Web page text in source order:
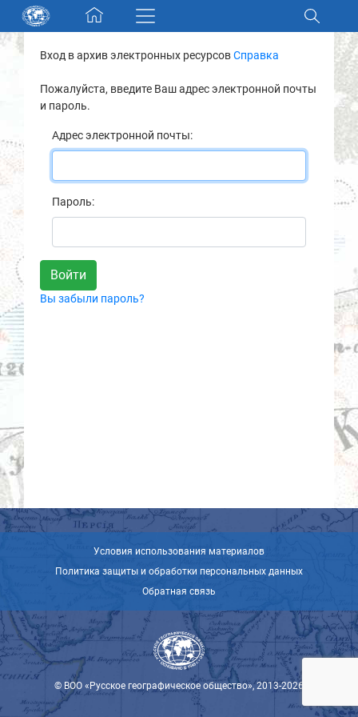
Skip navigation
Разделы и коллекции
Электронный каталог
Новости
О нас
Контакты
Партнеры
Вход в архив электронных ресурсовСправка
Пожалуйста, введите Ваш адрес электронной почты
и пароль.
Адрес электронной почты:
Пароль:
Вы забыли пароль?
Условия использования материалов
Политика защиты и обработки персональных данных
Обратная связь
© ВОО «Русское географическое общество», 2013-2026